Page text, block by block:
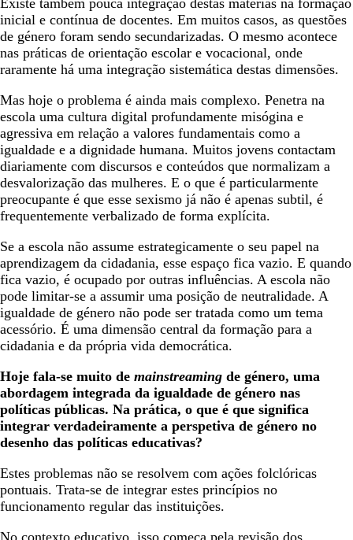
inicial e contínua de docentes. Em muitos casos, as questões
de género foram sendo secundarizadas. O mesmo acontece
nas práticas de orientação escolar e vocacional, onde
raramente há uma integração sistemática destas dimensões.
Mas hoje o problema é ainda mais complexo. Penetra na
escola uma cultura digital profundamente misógina e
agressiva em relação a valores fundamentais como a
igualdade e a dignidade humana. Muitos jovens contactam
diariamente com discursos e conteúdos que normalizam a
desvalorização das mulheres. E o que é particularmente
preocupante é que esse sexismo já não é apenas subtil, é
frequentemente verbalizado de forma explícita.
Se a escola não assume estrategicamente o seu papel na
aprendizagem da cidadania, esse espaço fica vazio. E quando
fica vazio, é ocupado por outras influências. A escola não
pode limitar-se a assumir uma posição de neutralidade. A
igualdade de género não pode ser tratada como um tema
acessório. É uma dimensão central da formação para a
cidadania e da própria vida democrática.
Hoje fala-se muito de mainstreaming de género, uma
abordagem integrada da igualdade de género nas
políticas públicas. Na prática, o que é que significa
integrar verdadeiramente a perspetiva de género no
desenho das políticas educativas?
Estes problemas não se resolvem com ações folclóricas
pontuais. Trata-se de integrar estes princípios no
funcionamento regular das instituições.
No contexto educativo, isso começa pela revisão dos